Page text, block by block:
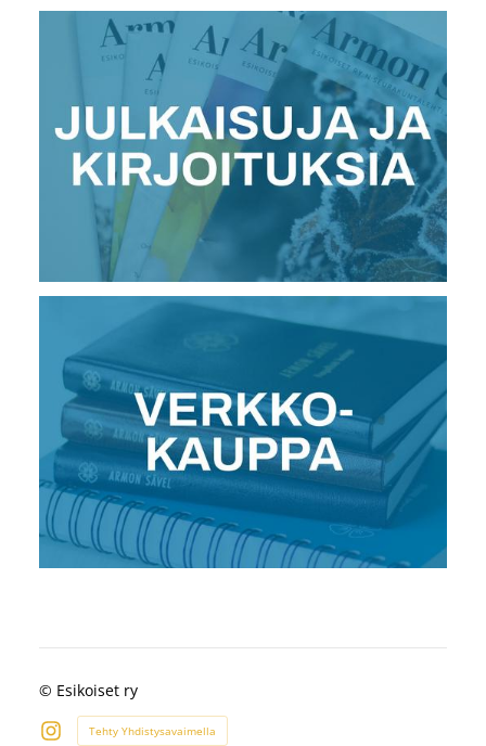
© Esikoiset ry
Tehty Yhdistysavaimella